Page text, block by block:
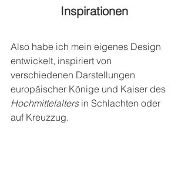
Inspirationen
Also habe ich mein eigenes Design
entwickelt, inspiriert von
verschiedenen Darstellungen
europäischer Könige und Kaiser des
Hochmittelalters in Schlachten oder
auf Kreuzzug.